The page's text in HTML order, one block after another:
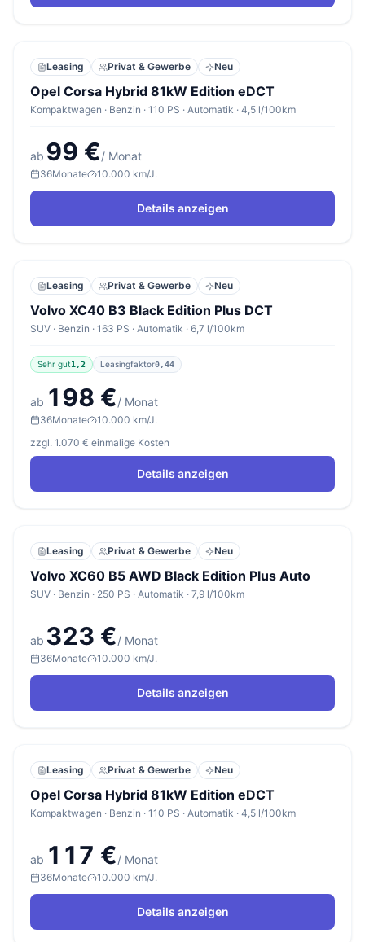
Leasing Privat & Gewerbe Neu
Opel Corsa Hybrid 81kW Edition eDCT
Kompaktwagen · Benzin · 110 PS · Automatik · 4,5 l/100km
ab 99 €/ Monat
36Monate 10.000 km/J.
Details anzeigen
Leasing Privat & Gewerbe Neu
Volvo XC40 B3 Black Edition Plus DCT
SUV · Benzin · 163 PS · Automatik · 6,7 l/100km
Sehr gut1,2 Leasingfaktor0,44
ab 198 €/ Monat
36Monate
10.000 km/J.
zzgl. 1.070 € einmalige Kosten
Details anzeigen
Leasing Privat & Gewerbe Neu
Volvo XC60 B5 AWD Black Edition Plus Auto
SUV · Benzin · 250 PS · Automatik · 7,9 l/100km
ab 323 €/ Monat
36Monate 10.000 km/J.
Details anzeigen
Leasing Privat & Gewerbe Neu
Opel Corsa Hybrid 81kW Edition eDCT
Kompaktwagen · Benzin · 110 PS · Automatik · 4,5 l/100km
ab 117 €/ Monat
36Monate 10.000 km/J.
Details anzeigen